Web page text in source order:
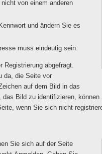
von einem anderen
und ändern Sie es
muss eindeutig sein.
Registrierung abgefragt.
da, die Seite vor
auf dem Bild in das
Bild zu identifizieren, können
wenn Sie sich nicht
Sie sich auf der Seite